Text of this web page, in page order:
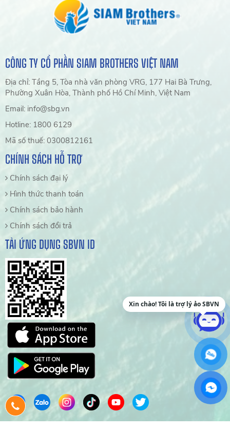
CÔNG TY CỔ PHẦN SIAM BROTHERS VIỆT NAM
Địa chỉ: Tầng 5, Tòa nhà văn phòng VRG, 177 Hai Bà Trưng,
Phường Xuân Hòa, Thành phố Hồ Chí Minh, Việt Nam
Email: info@sbg.vn
Hotline: 1800 6129
Mã số thuế: 0300812161
CHÍNH SÁCH HỖ TRỢ
Chính sách đại lý
Hình thức thanh toán
Chính sách bảo hành
Chính sách đổi trả
TẢI ỨNG DỤNG SBVN ID
Xin chào! Tôi là trợ lý ảo SBVN